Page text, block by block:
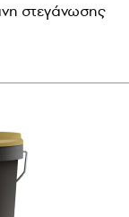
στεγάνωσης